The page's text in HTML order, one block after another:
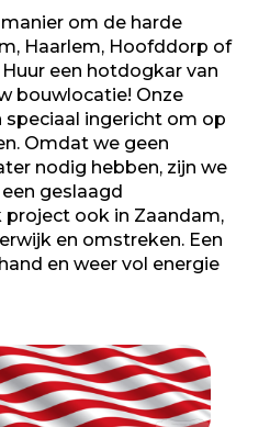
om de harde
Haarlem, Hoofddorp of
een hotdogkar van
bouwlocatie! Onze
speciaal ingericht om op
Omdat we geen
nodig hebben, zijn we
geslaagd
ook in Zaandam,
en omstreken. Een
en weer vol energie